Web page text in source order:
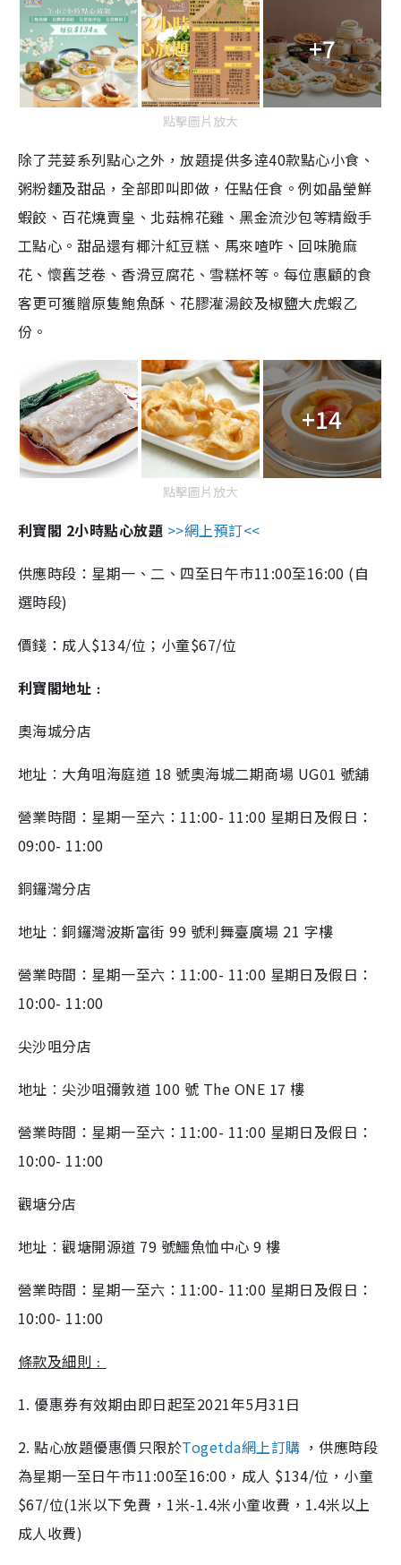
+7
點擊圖片放大
除了芫荽系列點心之外，放題提供多逹40款點心小食、
粥粉麵及甜品，全部即叫即做，任點任食。例如晶瑩鮮
蝦餃、百花燒賣皇、北菇棉花雞、黑金流沙包等精緻手
工點心。甜品還有椰汁紅豆糕、馬來喳咋、回味脆麻
花、懷舊芝卷、香滑豆腐花、雪糕杯等。每位惠顧的食
客更可獲贈原隻鮑魚酥、花膠灌湯餃及椒鹽大虎蝦乙
份。
+14
點擊圖片放大
利寶閣 2小時點心放題 >>網上預訂<<
供應時段：星期一、二、四至日午巿11:00至16:00 (自
選時段)
價錢：成人$134/位；小童$67/位
利寶閣地址﹕
奧海城分店
地址︰大角咀海庭道 18 號奧海城二期商場 UG01 號舖
營業時間：星期一至六：11:00- 11:00 星期日及假日：
09:00- 11:00
銅鑼灣分店
地址︰銅鑼灣波斯富街 99 號利舞臺廣場 21 字樓
營業時間：星期一至六：11:00- 11:00 星期日及假日：
10:00- 11:00
尖沙咀分店
地址︰尖沙咀彌敦道 100 號 The ONE 17 樓
營業時間：星期一至六：11:00- 11:00 星期日及假日：
10:00- 11:00
觀塘分店
地址︰觀塘開源道 79 號鱷魚恤中心 9 樓
營業時間：星期一至六：11:00- 11:00 星期日及假日：
10:00- 11:00
條款及細則﹕
1. 優惠券有效期由即日起至2021年5月31日
2. 點心放題優惠價只限於Togetda網上訂購 ，供應時段
為星期一至日午巿11:00至16:00，成人 $134/位，小童
$67/位(1米以下免費，1米-1.4米小童收費，1.4米以上
成人收費)